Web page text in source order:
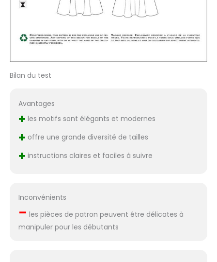
Bilan du test
Avantages
+ les motifs sont élégants et modernes
+ offre une grande diversité de tailles
+ instructions claires et faciles à suivre
Inconvénients
– les pièces de patron peuvent être délicates à
manipuler pour les débutants